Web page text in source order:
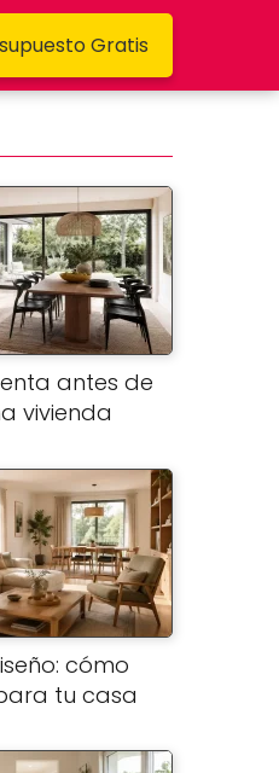
Gratis
antes de
vivienda
cómo
tu casa